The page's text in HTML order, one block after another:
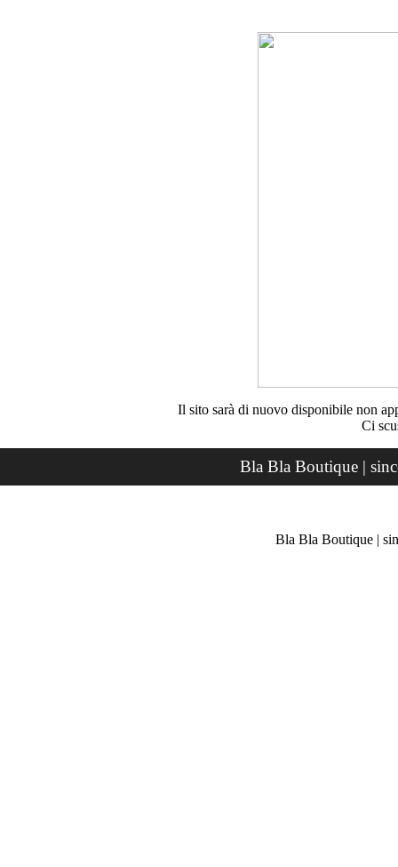
Il sito sarà di nuovo disponibile non
Ci
Bla Bla Boutique |
Bla Bla Boutique |